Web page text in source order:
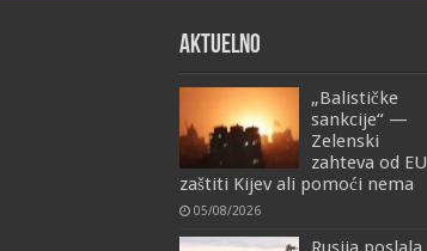
AKTUELNO
„Balističke
sankcije“ —
Zelenski
zahteva od EU
zaštiti Kijev ali pomoći nema
05/08/2026